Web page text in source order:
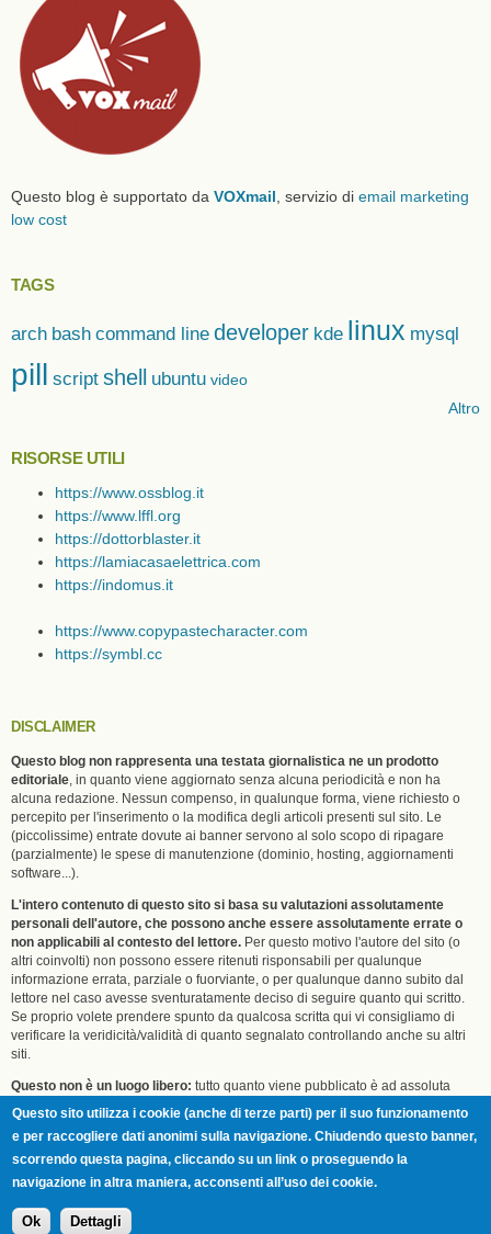
Questo blog è supportato da VOXmail , servizio di email marketing
low cost
TAGS
arch bash command line developer kde linux mysql
pill script shell ubuntu video
Altro
RISORSE UTILI
https://www.ossblog.it
https://www.lffl.org
https://dottorblaster.it
https://lamiacasaelettrica.com
https://indomus.it
https://www.copypastecharacter.com
https://symbl.cc
DISCLAIMER
Questo blog non rappresenta una testata giornalistica ne un prodotto
editoriale, in quanto viene aggiornato senza alcuna periodicità e non ha
alcuna redazione. Nessun compenso, in qualunque forma, viene richiesto o
percepito per l'inserimento o la modifica degli articoli presenti sul sito. Le
(piccolissime) entrate dovute ai banner servono al solo scopo di ripagare
(parzialmente) le spese di manutenzione (dominio, hosting, aggiornamenti
software...).
L'intero contenuto di questo sito si basa su valutazioni assolutamente
personali dell'autore, che possono anche essere assolutamente errate o
non applicabili al contesto del lettore. Per questo motivo l'autore del sito (o
altri coinvolti) non possono essere ritenuti risponsabili per qualunque
informazione errata, parziale o fuorviante, o per qualunque danno subito dal
lettore nel caso avesse sventuratamente deciso di seguire quanto qui scritto.
Se proprio volete prendere spunto da qualcosa scritta qui vi consigliamo di
verificare la veridicità/validità di quanto segnalato controllando anche su altri
siti.
Questo non è un luogo libero: tutto quanto viene pubblicato è ad assoluta
discrezione dell'autore (Eric) che ci scrive tutte le stronzate che vuole e che
può censurare del tutto o in parte qualunque commento di terzi, senza dover
rendere conto di questo a nessuno. Se non vi va bene e/o volete scassare la
minchia andate pure da un'altra parte, tanto qua non riceverete attenzione.
Tutti i loghi e marchi riportati in questo sito sono di proprietà dei rispettivi
proprietari.
Questo sito utilizza i cookie (anche di terze parti) per il suo funzionamento
e per raccogliere dati anonimi sulla navigazione. Chiudendo questo banner,
scorrendo questa pagina, cliccando su un link o proseguendo la
navigazione in altra maniera, acconsenti all’uso dei cookie.
Ok Dettagli